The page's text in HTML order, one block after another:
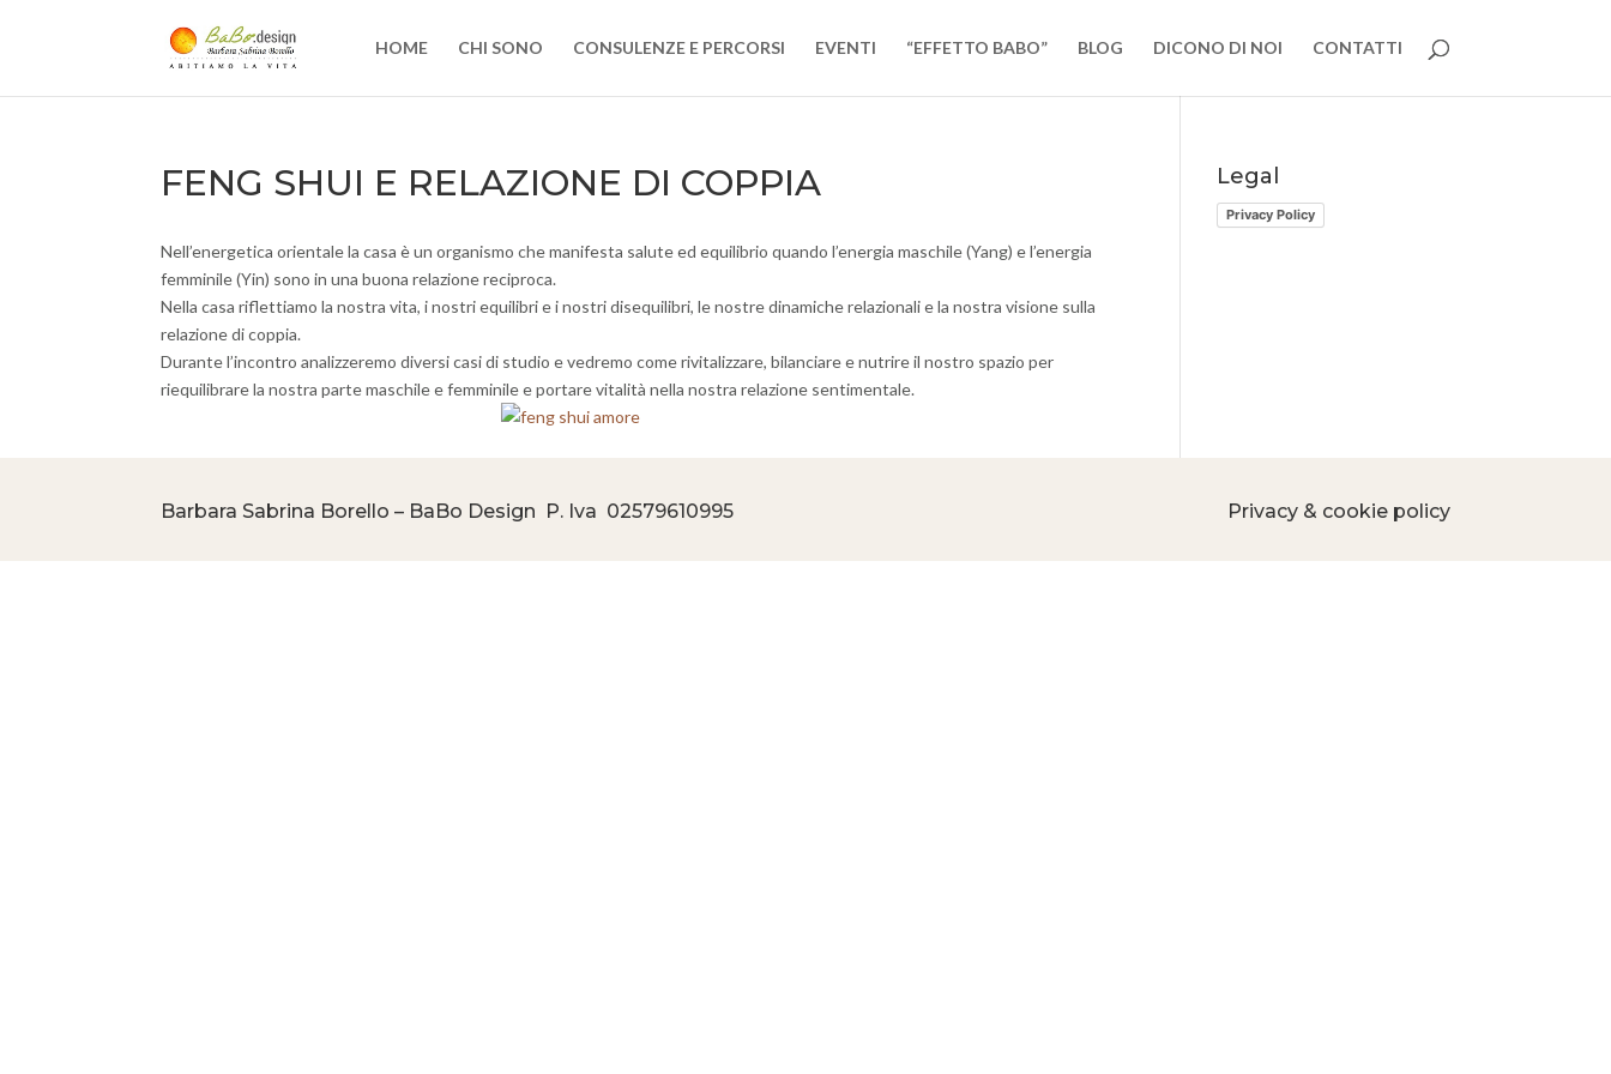
HOME CHI SONO CONSULENZE E PERCORSI EVENTI “EFFETTO BABO” BLOG DICONO DI NOI CONTATTI
FENG SHUI E RELAZIONE DI COPPIA
Nell’energetica orientale la casa è un organismo che manifesta salute ed equilibrio quando l’energia maschile (Yang) e l’energia
femminile (Yin) sono in una buona relazione reciproca.
Nella casa riflettiamo la nostra vita, i nostri equilibri e i nostri disequilibri, le nostre dinamiche relazionali e la nostra visione sulla
relazione di coppia.
Durante l’incontro analizzeremo diversi casi di studio e vedremo come rivitalizzare, bilanciare e nutrire il nostro spazio per
riequilibrare la nostra parte maschile e femminile e portare vitalità nella nostra relazione sentimentale.
Legal
Privacy Policy
Barbara Sabrina Borello – BaBo Design P. Iva 02579610995 Privacy & cookie policy